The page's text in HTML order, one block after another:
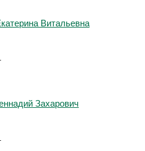
Витальевна
Захарович